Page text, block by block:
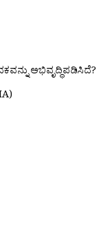
ಅಭಿವೃದ್ಧಿಪಡಿಸಿದೆ?